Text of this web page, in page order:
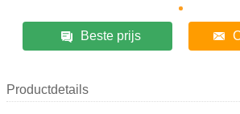
Beste prijs
Productdetails